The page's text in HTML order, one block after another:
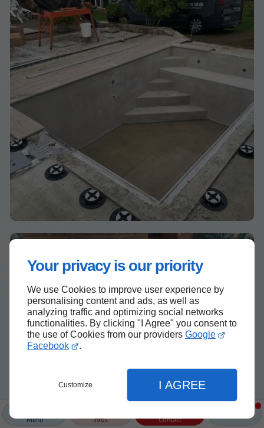
Your privacy is our priority
We use Cookies to improve user experience by
personalising content and ads, as well as
analyzing traffic and optimizing social networks
functionalities. By clicking "I Agree" you consent to
the use of Cookies from our providers Google
Facebook
.
Customize I AGREE
Menu Infos Contact